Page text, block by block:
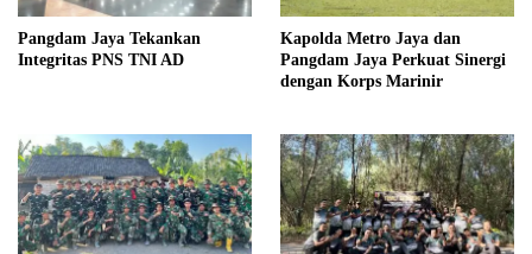
Pangdam Jaya Tekankan
Integritas PNS TNI AD
Kapolda Metro Jaya dan
Pangdam Jaya Perkuat Sinergi
dengan Korps Marinir